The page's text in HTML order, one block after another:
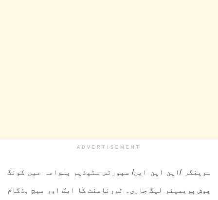
ADVERTISEMENT
سرینگر /این این این/ سپورٹس سٹیڈیم پلوامہ میں کونگ
پوش پریمیئر لیگ جاری۔ ٹورنامنٹ کا ایک اور میچ بڈگام